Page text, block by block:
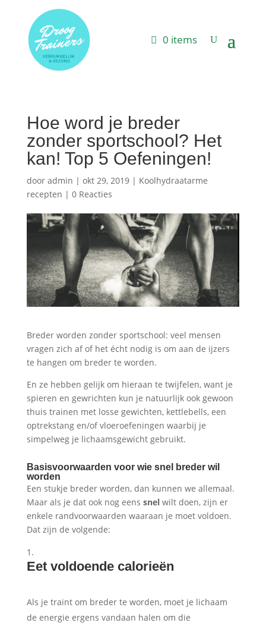
0 items
Hoe word je breder
zonder sportschool? Het
kan! Top 5 Oefeningen!
door admin | okt 29, 2019| Koolhydraatarme
recepten | 0 Reacties
Breder worden zonder sportschool: veel mensen
vragen zich af of het écht nodig is om aan de ijzers
te hangen om breder te worden.
En ze hebben gelijk om hieraan te twijfelen, want je
spieren en gewrichten kun je natuurlijk ook gewoon
thuis trainen met losse gewichten, kettlebells, een
optrekstang en/of vloeroefeningen waarbij je
simpelweg je lichaamsgewicht gebruikt.
Basisvoorwaarden voor wie snel breder wil
worden
Een stukje breder worden, dan kunnen we allemaal.
Maar als je dat ook nog eens snelwilt doen, zijn er
enkele randvoorwaarden waaraan je moet voldoen.
Dat zijn de volgende:
Eet voldoende calorieën
Als je traint om breder te worden, moet je lichaam
de energie ergens vandaan halen om die